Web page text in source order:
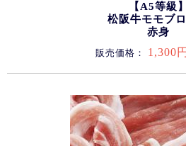
【A5等級】
松阪牛モモブ
赤身
販売価格： 1,300円